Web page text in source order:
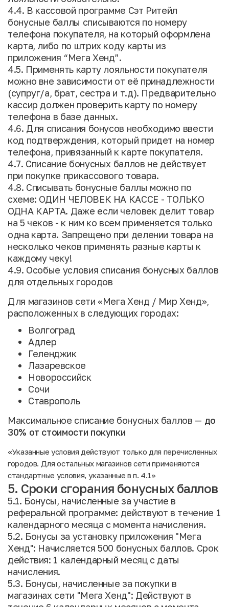
4.4. В кассовой программе Сэт Ритейл
бонусные баллы списываются по номеру
телефона покупателя, на который оформлена
карта, либо по штрих коду карты из
приложения “Мега Хенд”.
4.5. Применять карту лояльности покупателя
можно вне зависимости от её принадлежности
(супруг/а, брат, сестра и т.д). Предварительно
кассир должен проверить карту по номеру
телефона в базе данных.
4.6. Для списания бонусов необходимо ввести
код подтверждения, который придет на номер
телефона, привязанный к карте покупателя.
4.7. Списание бонусных баллов не действует
при покупке прикассового товара.
4.8. Списывать бонусные баллы можно по
схеме: ОДИН ЧЕЛОВЕК НА КАССЕ - ТОЛЬКО
ОДНА КАРТА. Даже если человек делит товар
на 5 чеков - к ним ко всем применяется только
одна карта. Запрещено при делении товара на
несколько чеков применять разные карты к
каждому чеку!
4.9. Особые условия списания бонусных баллов
для отдельных городов
Для магазинов сети «Мега Хенд / Мир Хенд»,
расположенных в следующих городах:
Волгоград
Адлер
Геленджик
Лазаревское
Новороссийск
Сочи
Ставрополь
Максимальное списание бонусных баллов — до
30% от стоимости покупки
«Указанные условия действуют только для перечисленных
городов. Для остальных магазинов сети применяются
стандартные условия, указанные в п. 4.1»
5. Сроки сгорания бонусных баллов
5.1. Бонусы, начисленные за участие в
реферальной программе: действуют в течение 1
календарного месяца с момента начисления.
5.2. Бонусы за установку приложения "Мега
Хенд": Начисляется 500 бонусных баллов. Срок
действия: 1 календарный месяц с даты
начисления.
5.3. Бонусы, начисленные за покупки в
магазинах сети "Мега Хенд": Действуют в